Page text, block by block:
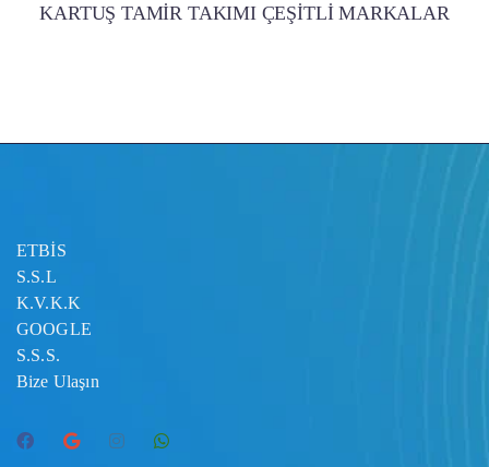
KARTUŞ TAMİR TAKIMI ÇEŞİTLİ MARKALAR
ETBİS
S.S.L
K.V.K.K
GOOGLE
S.S.S.
Bize Ulaşın